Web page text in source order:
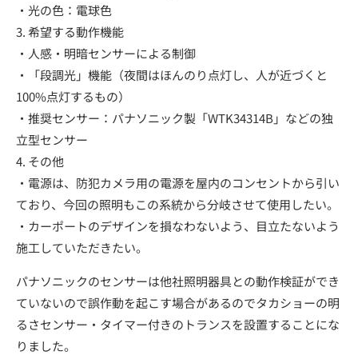
・光の色：電球色
3. 希望する動作機能
・人感・明暗センサーによる制御
・「段調光」機能（夜間はほんのり点灯し、人が近づくと
100%点灯するもの）
・推奨センサー：パナソニック製「WTK34314B」などの独
立型センサー
4. その他
・電源は、防犯カメラ用の電源を屋内のコンセントから引い
ており、今回の照明もこの系統から分岐させて使用したい。
・カーポートのデザインを損なわないよう、目立たないよう
施工していただきたい。
パナソニックのセンサーは他社照明器具との動作検証ができ
ていないので誤作動を起こす場合があるのでタカショーの明
るさセンサー・タイマー付きのトランスを設置することにな
りました。